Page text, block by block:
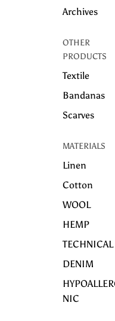
Archives
OTHER
PRODUCTS
Textile
Bandanas
Scarves
MATERIALS
Linen
Cotton
WOOL
HEMP
TECHNICAL
DENIM
NIC